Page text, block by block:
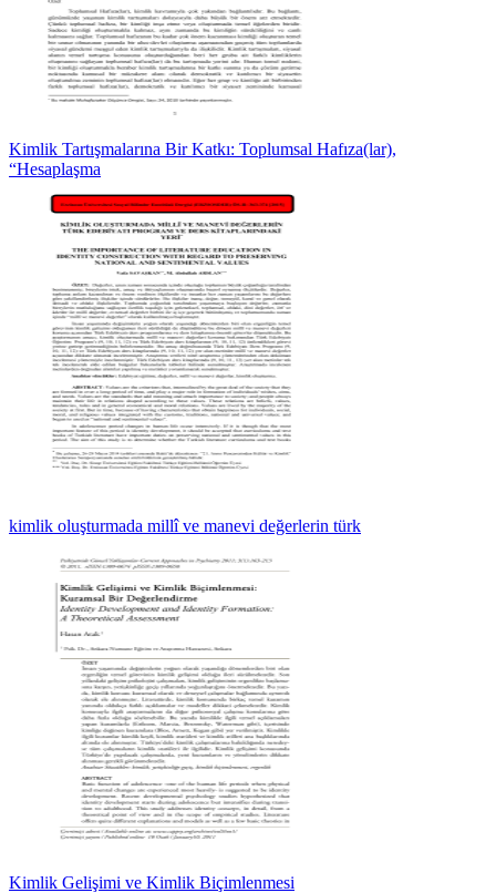
Kimlik Tartışmalarına Bir Katkı: Toplumsal Hafıza(lar),
“Hesaplaşma
kimlik oluşturmada millî ve manevi değerlerin türk
Kimlik Gelişimi ve Kimlik Biçimlenmesi